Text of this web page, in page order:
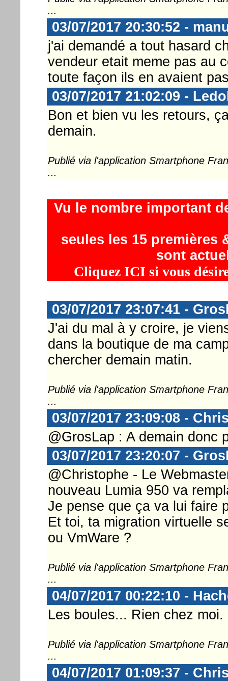
...
03/07/2017 20:30:52 -
j'ai demandé a tout hasard
vendeur etait meme pas au
toute façon ils en avaient
03/07/2017 21:02:09 -
Bon et bien vu les retours,
demain.
Publié via l'application Smartphone
...
Vu le nombre important
seules les 15 premières
sont
Cliquez ICI si vous
03/07/2017 23:07:41 -
J'ai du mal à y croire, je
dans la boutique de ma
chercher demain matin.
Publié via l'application Smartphone
...
03/07/2017 23:09:08 -
@GrosLap : A demain donc
03/07/2017 23:20:07 -
@Christophe - Le
nouveau Lumia 950 va
Je pense que ça va lui faire
Et toi, ta migration virtuelle
ou VmWare ?
Publié via l'application Smartphone
...
04/07/2017 00:22:10 -
Les boules... Rien chez
Publié via l'application Smartphone
...
04/07/2017 01:09:37 -